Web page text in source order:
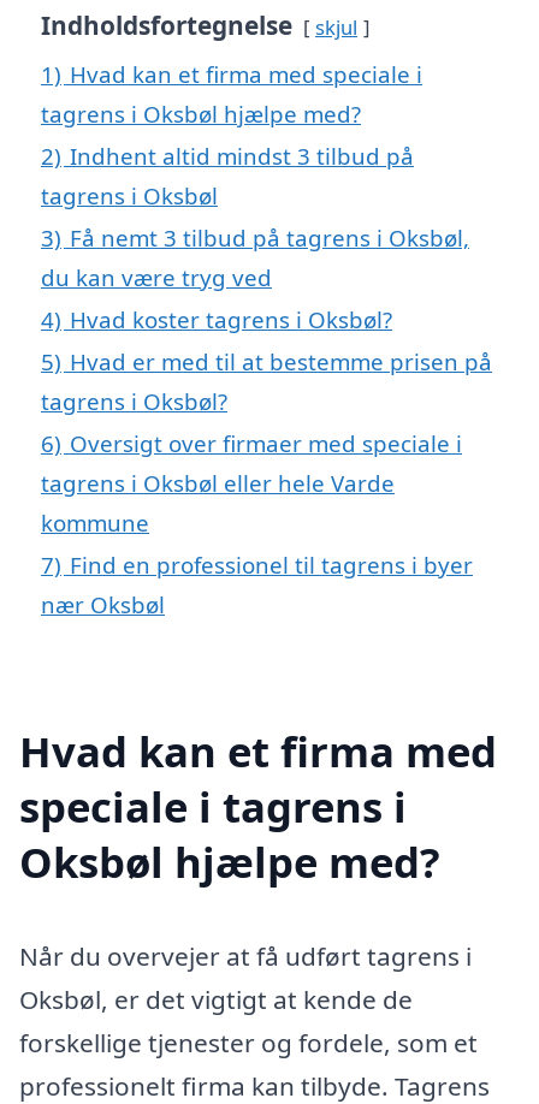
Indholdsfortegnelse skjul
1) Hvad kan et firma med speciale i
tagrens i Oksbøl hjælpe med?
2) Indhent altid mindst 3 tilbud på
tagrens i Oksbøl
3) Få nemt 3 tilbud på tagrens i Oksbøl,
du kan være tryg ved
4) Hvad koster tagrens i Oksbøl?
5) Hvad er med til at bestemme prisen på
tagrens i Oksbøl?
6) Oversigt over firmaer med speciale i
tagrens i Oksbøl eller hele Varde
kommune
7) Find en professionel til tagrens i byer
nær Oksbøl
Hvad kan et firma med
speciale i tagrens i
Oksbøl hjælpe med?
Når du overvejer at få udført tagrens i
Oksbøl, er det vigtigt at kende de
forskellige tjenester og fordele, som et
professionelt firma kan tilbyde. Tagrens